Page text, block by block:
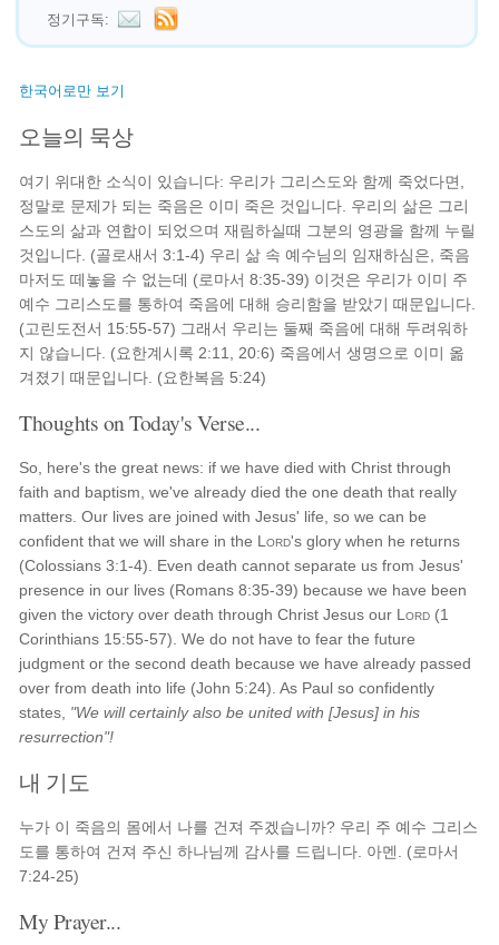
정기구독:
한국어로만 보기
오늘의 묵상
여기 위대한 소식이 있습니다: 우리가 그리스도와 함께 죽었다면,
정말로 문제가 되는 죽음은 이미 죽은 것입니다. 우리의 삶은 그리
스도의 삶과 연합이 되었으며 재림하실때 그분의 영광을 함께 누릴
것입니다. (골로새서 3:1-4) 우리 삶 속 예수님의 임재하심은, 죽음
마저도 떼놓을 수 없는데 (로마서 8:35-39) 이것은 우리가 이미 주
예수 그리스도를 통하여 죽음에 대해 승리함을 받았기 때문입니다.
(고린도전서 15:55-57) 그래서 우리는 둘째 죽음에 대해 두려워하
지 않습니다. (요한계시록 2:11, 20:6) 죽음에서 생명으로 이미 옮
겨졌기 때문입니다. (요한복음 5:24)
Thoughts on Today's Verse...
So, here's the great news: if we have died with Christ through
faith and baptism, we've already died the one death that really
matters. Our lives are joined with Jesus' life, so we can be
confident that we will share in the Lord's glory when he returns
(Colossians 3:1-4). Even death cannot separate us from Jesus'
presence in our lives (Romans 8:35-39) because we have been
given the victory over death through Christ Jesus our Lord (1
Corinthians 15:55-57). We do not have to fear the future
judgment or the second death because we have already passed
over from death into life (John 5:24). As Paul so confidently
states, "We will certainly also be united with [Jesus] in his
resurrection"!
내 기도
누가 이 죽음의 몸에서 나를 건져 주겠습니까? 우리 주 예수 그리스
도를 통하여 건져 주신 하나님께 감사를 드립니다. 아멘. (로마서
7:24-25)
My Prayer...